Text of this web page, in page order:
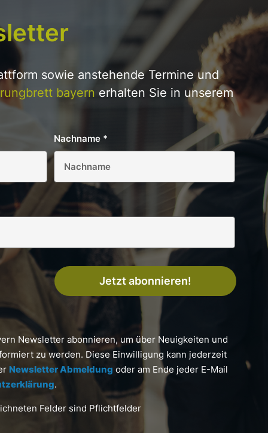
sowie anstehende Termine und
bayern erhalten Sie in unserem
Nachname *
Jetzt abonnieren!
Newsletter abonnieren, um über Neuigkeiten und
zu werden. Diese Einwilligung kann jederzeit
Newsletter Abmeldung oder am Ende jeder E-Mail
.
Felder sind Pflichtfelder